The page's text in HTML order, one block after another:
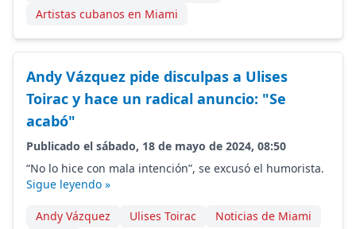
Artistas cubanos en Miami
Andy Vázquez pide disculpas a Ulises
Toirac y hace un radical anuncio: "Se
acabó"
Publicado el sábado, 18 de mayo de 2024, 08:50
“No lo hice con mala intención”, se excusó el humorista.
Sigue leyendo »
Andy Vázquez Ulises Toirac
Noticias de Miami